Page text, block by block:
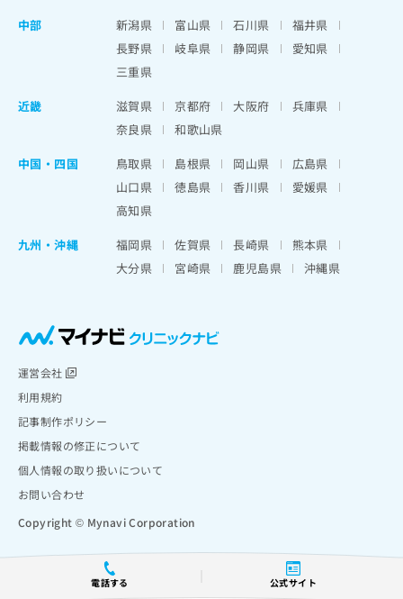
電話する 公式サイト
中部
新潟県 富山県 石川県
福井県
長野県
岐阜県 静岡県
愛知県
三重県
近畿
滋賀県 京都府 大阪府
兵庫県
奈良県
和歌山県
中国・四国
鳥取県 島根県 岡山県
広島県
山口県
徳島県 香川県
愛媛県
高知県
九州・沖縄
福岡県 佐賀県 長崎県
熊本県
大分県
宮崎県 鹿児島県 沖縄県
運営会社
利用規約
記事制作ポリシー
掲載情報の修正について
個人情報の取り扱いについて
お問い合わせ
Copyright © Mynavi Corporation